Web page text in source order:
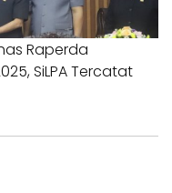
Raperda
SiLPA Tercatat